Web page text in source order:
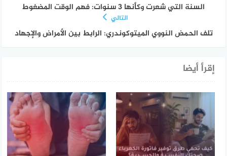
السنة التي شعرت وكأنها 3 سنوات: فهم الوقت المضغوط
التالي
تلف الحمض النووي الميتوكوندري: الرابط بين الأمراض والإجهاد
إقرأ أيضا